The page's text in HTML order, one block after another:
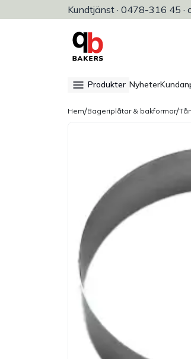
Kundtjänst · 0478-316 45 ·
Allt för bageri,
Produkter Nyheter
Hem/Bageriplåtar & bakformar/